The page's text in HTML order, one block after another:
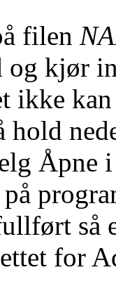
filen
og kjør
ikke
Åpne
så
for